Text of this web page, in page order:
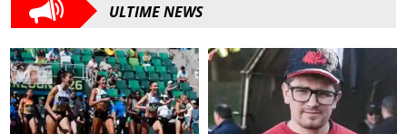
ULTIME NEWS